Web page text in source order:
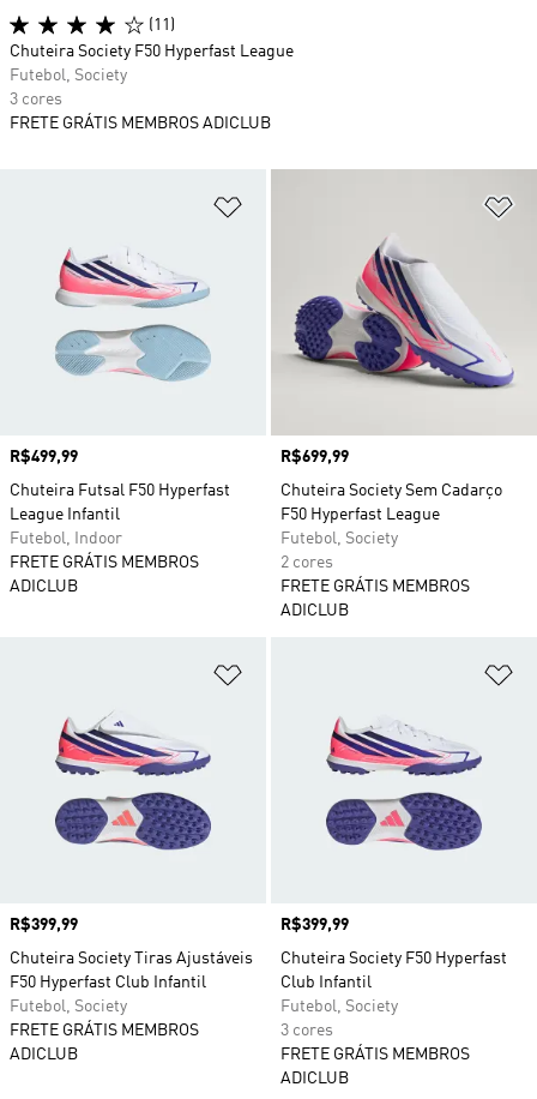
Adicionar à Lista de Desejos
Preço
R$499,99
Chuteira Futsal F50 Hyperfast
League Infantil
Futebol, Indoor
FRETE GRÁTIS MEMBROS
ADICLUB
Preço
R$699,99
Chuteira Society Sem Cadarço
F50 Hyperfast League
Futebol, Society
2 cores
FRETE GRÁTIS MEMBROS
ADICLUB
Preço
R$399,99
Chuteira Society Tiras Ajustáveis
F50 Hyperfast Club Infantil
Futebol, Society
FRETE GRÁTIS MEMBROS
ADICLUB
Preço
R$399,99
Chuteira Society F50 Hyperfast
Club Infantil
Futebol, Society
3 cores
FRETE GRÁTIS MEMBROS
ADICLUB
(11)
Chuteira Society F50 Hyperfast League
Futebol, Society
3 cores
FRETE GRÁTIS MEMBROS ADICLUB